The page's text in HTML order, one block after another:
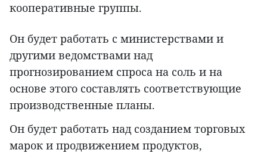
кооперативные группы.
Он будет работать с министерствами и
другими ведомствами над
прогнозированием спроса на соль и на
основе этого составлять соответствующие
производственные планы.
Он будет работать над созданием торговых
марок и продвижением продуктов,